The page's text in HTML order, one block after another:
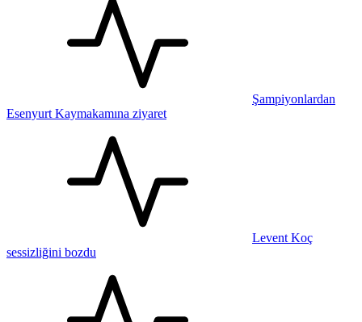
Şampiyonlardan
Esenyurt Kaymakamına ziyaret
Levent Koç
sessizliğini bozdu